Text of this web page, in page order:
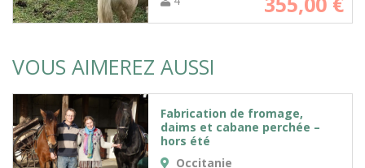
VOUS AIMEREZ AUSSI
Fabrication de fromage,
daims et cabane perchée –
hors été
Occitanie